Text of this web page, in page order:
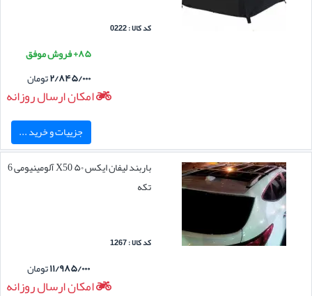
کد کالا : 0222
۸۵+ فروش موفق
۲/۸۴۵/۰۰۰تومان
امکان ارسال روزانه
جزییات و خرید ...
باربند لیفان ایکس ۵۰ X50 آلومینیومی 6
تکه
کد کالا : 1267
۱۱/۹۸۵/۰۰۰تومان
امکان ارسال روزانه